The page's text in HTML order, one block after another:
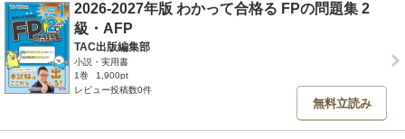
2026-2027年版 わかって合格る FPの問題集 2
級・AFP
TAC出版編集部
小説・実用書
1巻
1,900pt
レビュー投稿数0件
無料立読み